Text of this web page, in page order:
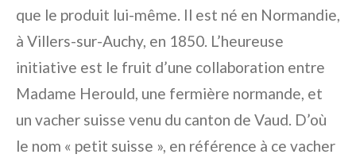
que le produit lui-même. Il est né en Normandie,
à Villers-sur-Auchy, en 1850. L’heureuse
initiative est le fruit d’une collaboration entre
Madame Herould, une fermière normande, et
un vacher suisse venu du canton de Vaud. D’où
le nom « petit suisse », en référence à ce vacher